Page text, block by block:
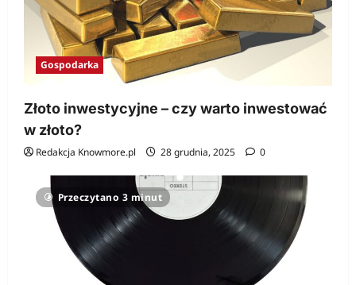
Gospodarka
Złoto inwestycyjne – czy warto inwestować
w złoto?
Redakcja Knowmore.pl 28 grudnia, 2025 0
Przeczytano 3 minut